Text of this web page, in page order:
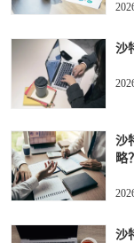
沙
沙
略？
沙